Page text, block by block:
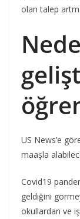
olan talep
US News’e
maaşla
Covid19
geldiğini
okullardan ve